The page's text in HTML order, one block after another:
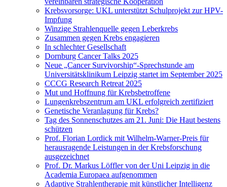
Krebsvorsorge: UKL unterstützt Schulprojekt zur HPV-
Impfung
Winzige Strahlenquelle gegen Leberkrebs
Zusammen gegen Krebs engagieren
In schlechter Gesellschaft
Dornburg Cancer Talks 2025
Neue „Cancer Survivorship“-Sprechstunde am
Universitätsklinikum Leipzig startet im September 2025
CCCG Research Retreat 2025
Mut und Hoffnung für Krebsbetroffene
Lungenkrebszentrum am UKL erfolgreich zertifiziert
Genetische Veranlagung für Krebs?
Tag des Sonnenschutzes am 21. Juni: Die Haut bestens
schützen
Prof. Florian Lordick mit Wilhelm-Warner-Preis für
herausragende Leistungen in der Krebsforschung
ausgezeichnet
Prof. Dr. Markus Löffler von der Uni Leipzig in die
Academia Europaea aufgenommen
Adaptive Strahlentherapie mit künstlicher Intelligenz